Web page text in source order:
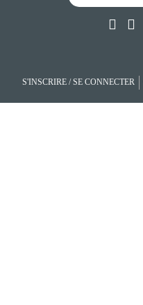
S'INSCRIRE / SE CONNECTER